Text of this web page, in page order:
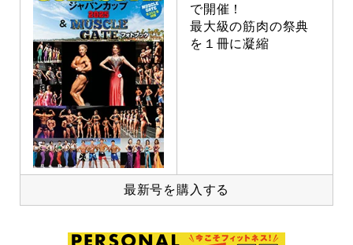
で開催！
最大級の筋肉の祭典
を１冊に凝縮
最新号を購入する